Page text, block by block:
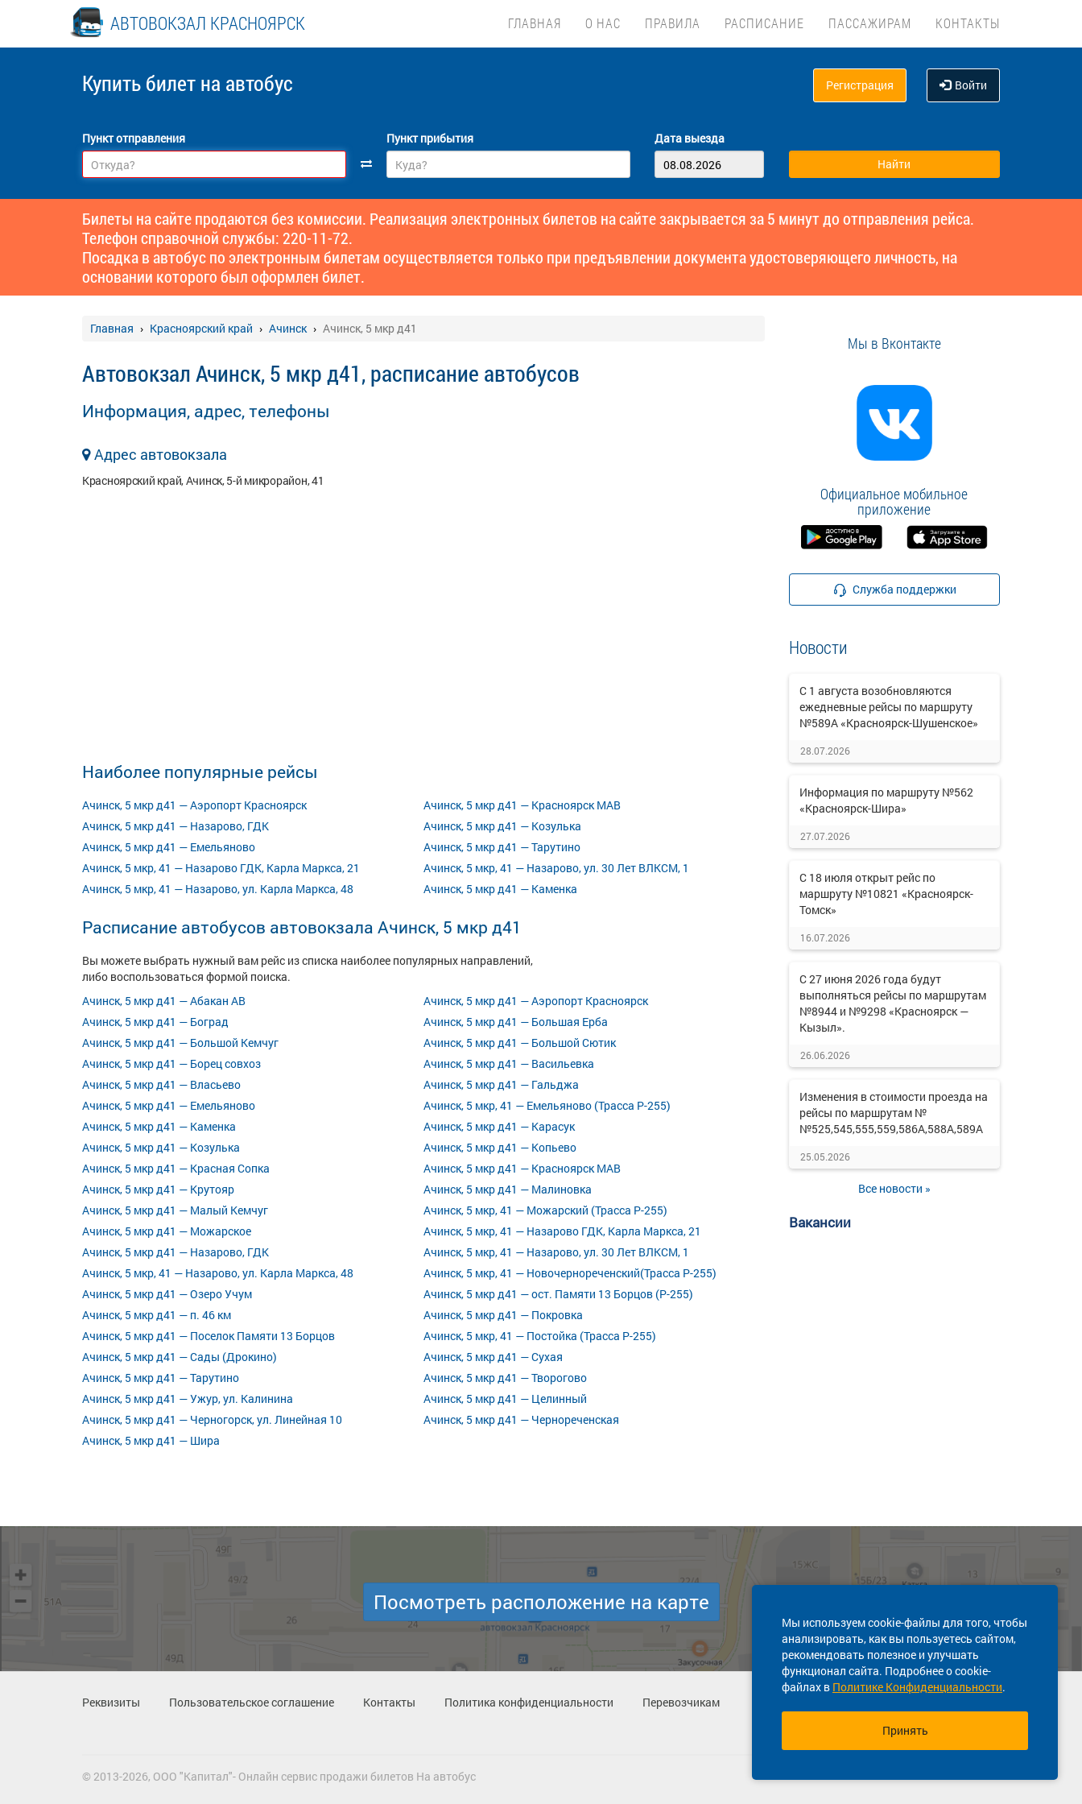
АВТОВОКЗАЛ КРАСНОЯРСК ГЛАВНАЯ О НАС ПРАВИЛА РАСПИСАНИЕ ПАССАЖИРАМ КОНТАКТЫ
Купить билет на автобус Регистрация Войти
Пункт отправления Пункт прибытия Дата выезда
Билеты на сайте продаются без комиссии. Реализация электронных билетов на сайте закрывается за 5 минут до отправления рейса.
Телефон справочной службы: 220-11-72.
Посадка в автобус по электронным билетам осуществляется только при предъявлении документа удостоверяющего личность, на
основании которого был оформлен билет.
Главная Красноярский край Ачинск Ачинск, 5 мкр д41
Автовокзал Ачинск, 5 мкр д41, расписание автобусов
Информация, адрес, телефоны
Адрес автовокзала
Красноярский край, Ачинск, 5-й микрорайон, 41
Наиболее популярные рейсы
Ачинск, 5 мкр д41 — Аэропорт Красноярск
Ачинск, 5 мкр д41 — Красноярск МАВ
Ачинск, 5 мкр д41 — Назарово, ГДК
Ачинск, 5 мкр д41 — Козулька
Ачинск, 5 мкр д41 — Емельяново
Ачинск, 5 мкр д41 — Тарутино
Ачинск, 5 мкр, 41 — Назарово ГДК, Карла Маркса, 21
Ачинск, 5 мкр, 41 — Назарово, ул. 30 Лет ВЛКСМ, 1
Ачинск, 5 мкр, 41 — Назарово, ул. Карла Маркса, 48
Ачинск, 5 мкр д41 — Каменка
Расписание автобусов автовокзала Ачинск, 5 мкр д41
Вы можете выбрать нужный вам рейс из списка наиболее популярных направлений,
либо воспользоваться формой поиска.
Ачинск, 5 мкр д41 — Абакан АВ
Ачинск, 5 мкр д41 — Аэропорт Красноярск
Ачинск, 5 мкр д41 — Боград
Ачинск, 5 мкр д41 — Большая Ерба
Ачинск, 5 мкр д41 — Большой Кемчуг
Ачинск, 5 мкр д41 — Большой Сютик
Ачинск, 5 мкр д41 — Борец совхоз
Ачинск, 5 мкр д41 — Васильевка
Ачинск, 5 мкр д41 — Власьево
Ачинск, 5 мкр д41 — Гальджа
Ачинск, 5 мкр д41 — Емельяново
Ачинск, 5 мкр, 41 — Емельяново (Трасса Р-255)
Ачинск, 5 мкр д41 — Каменка
Ачинск, 5 мкр д41 — Карасук
Ачинск, 5 мкр д41 — Козулька
Ачинск, 5 мкр д41 — Копьево
Ачинск, 5 мкр д41 — Красная Сопка
Ачинск, 5 мкр д41 — Красноярск МАВ
Ачинск, 5 мкр д41 — Крутояр
Ачинск, 5 мкр д41 — Малиновка
Ачинск, 5 мкр д41 — Малый Кемчуг
Ачинск, 5 мкр, 41 — Можарский (Трасса Р-255)
Ачинск, 5 мкр д41 — Можарское
Ачинск, 5 мкр, 41 — Назарово ГДК, Карла Маркса, 21
Ачинск, 5 мкр д41 — Назарово, ГДК
Ачинск, 5 мкр, 41 — Назарово, ул. 30 Лет ВЛКСМ, 1
Ачинск, 5 мкр, 41 — Назарово, ул. Карла Маркса, 48
Ачинск, 5 мкр, 41 — Новочернореченский(Трасса Р-255)
Ачинск, 5 мкр д41 — Озеро Учум
Ачинск, 5 мкр д41 — ост. Памяти 13 Борцов (Р-255)
Ачинск, 5 мкр д41 — п. 46 км
Ачинск, 5 мкр д41 — Покровка
Ачинск, 5 мкр д41 — Поселок Памяти 13 Борцов
Ачинск, 5 мкр, 41 — Постойка (Трасса Р-255)
Ачинск, 5 мкр д41 — Сады (Дрокино)
Ачинск, 5 мкр д41 — Сухая
Ачинск, 5 мкр д41 — Тарутино
Ачинск, 5 мкр д41 — Творогово
Ачинск, 5 мкр д41 — Ужур, ул. Калинина
Ачинск, 5 мкр д41 — Целинный
Ачинск, 5 мкр д41 — Черногорск, ул. Линейная 10
Ачинск, 5 мкр д41 — Чернореченская
Ачинск, 5 мкр д41 — Шира
Мы в Вконтакте
Официальное мобильное
приложение
Служба поддержки
Новости
С 1 августа возобновляются
ежедневные рейсы по маршруту
№589А «Красноярск-Шушенское»
28.07.2026
Информация по маршруту №562
«Красноярск-Шира»
27.07.2026
С 18 июля открыт рейс по
маршруту №10821 «Красноярск-
Томск»
16.07.2026
С 27 июня 2026 года будут
выполняться рейсы по маршрутам
№8944 и №9298 «Красноярск —
Кызыл».
26.06.2026
Изменения в стоимости проезда на
рейсы по маршрутам №
№525,545,555,559,586А,588А,589А
25.05.2026
Все новости »
Вакансии
Мы используем cookie-файлы для того, чтобы
анализировать, как вы пользуетесь сайтом,
рекомендовать полезное и улучшать
функционал сайта. Подробнее о cookie-
файлах в Политике Конфиденциальности.
Принять
Посмотреть расположение на карте
Реквизиты Пользовательское соглашение Контакты Политика конфиденциальности Перевозчикам
8 (391) 274-79-08
© 2013-2026, ООО "Капитал"- Онлайн сервис продажи билетов На автобус